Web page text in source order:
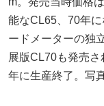
能なCL65、70年
ードメーターの独
展版CL70も発売
年に生産終了。写